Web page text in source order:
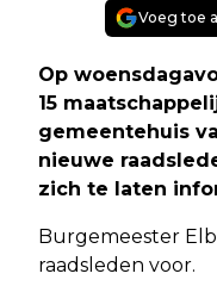
Voeg toe
Op
15
gemeentehuis
nieuwe
zich te laten
Burgemeester
raadsleden voor.